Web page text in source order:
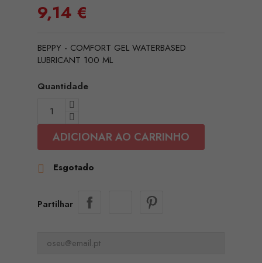
9,14 €
BEPPY - COMFORT GEL WATERBASED
LUBRICANT 100 ML
Quantidade
ADICIONAR AO CARRINHO
 Esgotado
Partilhar